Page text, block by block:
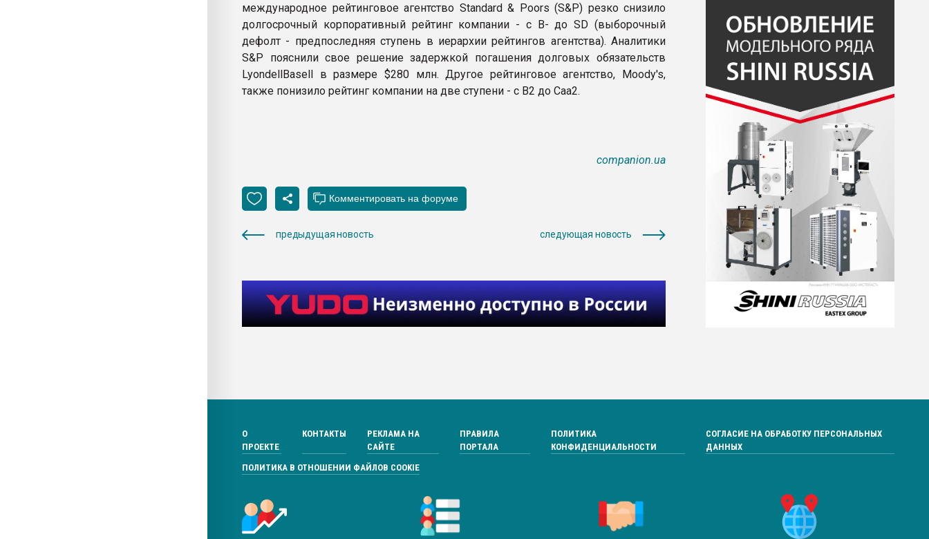
международное рейтинговое агентство Standard & Poors (S&P) резко снизило
долгосрочный корпоративный рейтинг компании - с B- до SD (выборочный
дефолт - предпоследняя ступень в иерархии рейтингов агентства). Аналитики
S&P пояснили свое решение задержкой погашения долговых обязательств
LyondellBasell в размере $280 млн. Другое рейтинговое агентство, Moody's,
также понизило рейтинг компании на две ступени - с B2 до Caa2.
companion.ua
предыдущая новость следующая новость
О
ПРОЕКТЕ
КОНТАКТЫ
РЕКЛАМА НА
САЙТЕ
ПРАВИЛА
ПОРТАЛА
ПОЛИТИКА
КОНФИДЕНЦИАЛЬНОСТИ
СОГЛАСИЕ НА ОБРАБОТКУ ПЕРСОНАЛЬНЫХ
ДАННЫХ
ПОЛИТИКА В ОТНОШЕНИИ ФАЙЛОВ COOKIE